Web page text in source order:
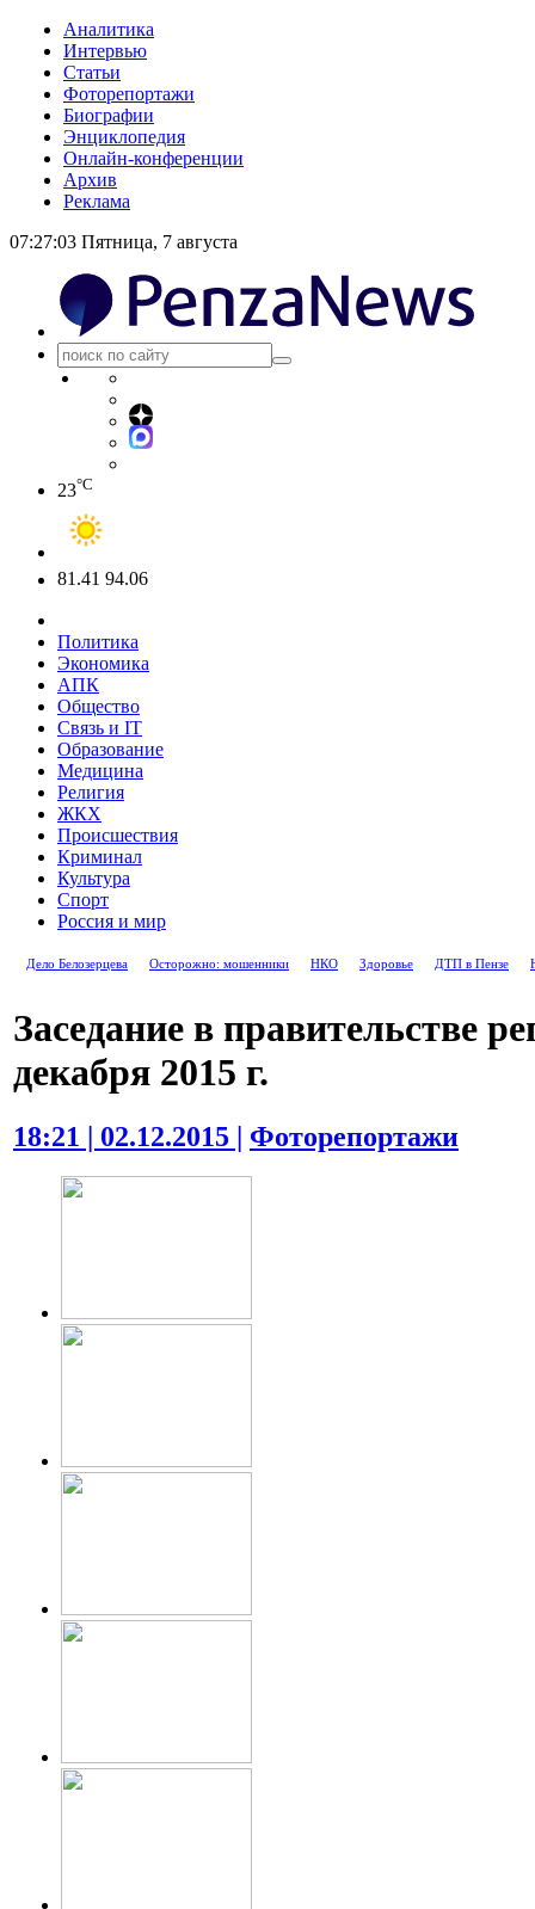
Аналитика
Интервью
Статьи
Фоторепортажи
Биографии
Энциклопедия
Онлайн-конференции
Архив
Реклама
07:27:04 Пятница, 7 августа
23°C
81.41 94.06
Политика
Экономика
АПК
Общество
Связь и IT
Образование
Медицина
Религия
ЖКХ
Происшествия
Криминал
Культура
Спорт
Россия и мир
Дело Белозерцева Осторожно: мошенники НКО Здоровье ДТП в Пензе
Заседание в правительстве
декабря 2015 г.
18:21 | 02.12.2015 | Фоторепортажи